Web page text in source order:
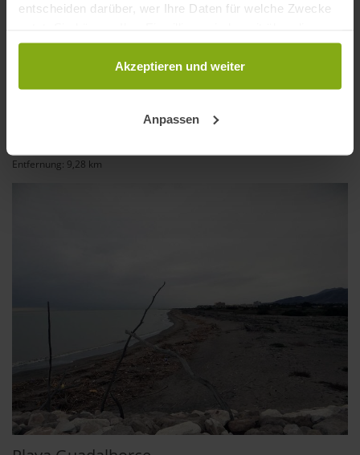
entscheiden darüber, wer Ihre Daten für welche Zwecke
Cookie-Erklärung oder durch Klicken auf das Privacy
Trigger Symbol ändern oder widerrufen
Informationen über Ihre geografische Lage
können
andalusien360.de verwendet Cookies
Einige von ihnen sind notwendig, während andere nicht
notwendig sind, jedoch helfen das Onlineangebot zu
verbessern und wirtschaftlich zu betreiben. Du kannst in
den Einsatz der nicht notwendigen Cookies mit dem Klick
auf die Schaltfläche »Akzeptieren« einwilligen oder dich
per Klick auf »Anpassen« anders entscheiden. Die
Akzeptieren und weiter
Anpassen
Entfernung: 9,28 km